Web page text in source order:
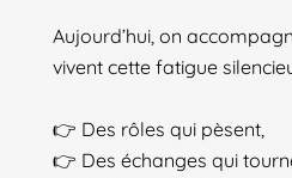
Aujourd’hui, on
vivent cette fatigue
👉 Des rôles qui pèsent,
👉 Des échanges qui